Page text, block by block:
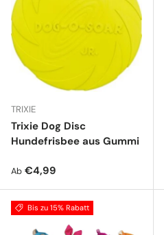
TRIXIE
Trixie Dog Disc
Hundefrisbee aus Gummi
Normaler Preis
Ab €4,99
Bis zu 15% Rabatt